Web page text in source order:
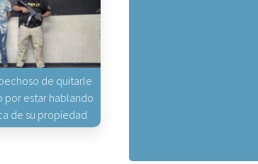
de quitarle
por estar hablando
de su propiedad